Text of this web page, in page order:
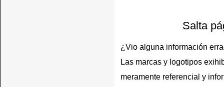
Salta
¿Vio alguna información
Las marcas y logotipos
meramente referencial y